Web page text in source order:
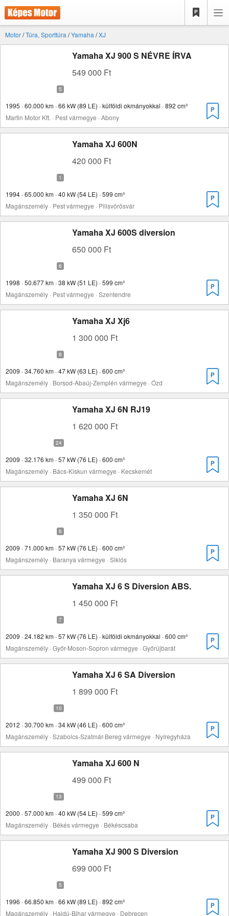
Motor/Túra, Sporttúra /Yamaha /XJ
Yamaha XJ 900 S NÉVRE ÍRVA
549 000 Ft
1995 · 60.000 km · 66 kW (89 LE) · külföldi okmányokkal · 892 cm³
Martin Motor Kft. · Pest vármegye · Abony
Yamaha XJ 600N
420 000 Ft
1994 · 65.000 km · 40 kW (54 LE) · 599 cm³
Magánszemély · Pest vármegye · Pilisvörösvár
Yamaha XJ 600S diversion
650 000 Ft
1998 · 50.677 km · 38 kW (51 LE) · 599 cm³
Magánszemély · Pest vármegye · Szentendre
Yamaha XJ Xj6
1 300 000 Ft
2009 · 34.760 km · 47 kW (63 LE) · 600 cm³
Magánszemély · Borsod-Abaúj-Zemplén vármegye · Ózd
Yamaha XJ 6N RJ19
1 620 000 Ft
2009 · 32.176 km · 57 kW (76 LE) · 600 cm³
Magánszemély · Bács-Kiskun vármegye · Kecskemét
Yamaha XJ 6N
1 350 000 Ft
2009 · 71.000 km · 57 kW (76 LE) · 600 cm³
Magánszemély · Baranya vármegye · Siklós
Yamaha XJ 6 S Diversion ABS.
1 450 000 Ft
2009 · 24.182 km · 57 kW (76 LE) · külföldi okmányokkal · 600 cm³
Magánszemély · Győr-Moson-Sopron vármegye · Győrújbarát
Yamaha XJ 6 SA Diversion
1 899 000 Ft
2012 · 30.700 km · 34 kW (46 LE) · 600 cm³
Magánszemély · Szabolcs-Szatmár-Bereg vármegye · Nyíregyháza
Yamaha XJ 600 N
499 000 Ft
2000 · 57.000 km · 40 kW (54 LE) · 599 cm³
Magánszemély · Békés vármegye · Békéscsaba
Yamaha XJ 900 S Diversion
699 000 Ft
1996 · 66.850 km · 66 kW (89 LE) · 892 cm³
Magánszemély · Hajdú-Bihar vármegye · Debrecen